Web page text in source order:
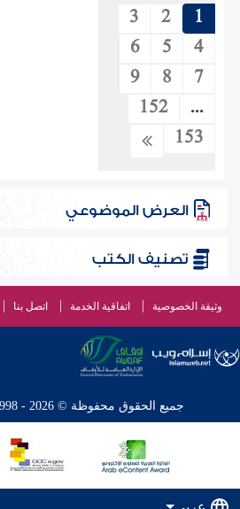
1
2
3
4
5
6
7
8
9
...
152
153
العرض الموضوعي
تصنيف الكتب
وثيقة الخصوصية اتفاقية الخدمة اتصل بنا
جميع الحقوق محفوظة © 2026 - 1998 لشبكة إسلام ويب